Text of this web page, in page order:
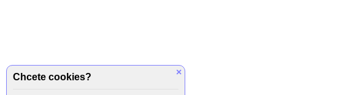
×
Chcete cookies?